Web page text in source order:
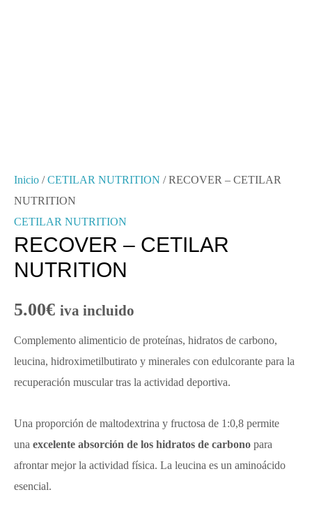
Inicio /CETILAR NUTRITION / RECOVER – CETILAR
NUTRITION
CETILAR NUTRITION
RECOVER – CETILAR
NUTRITION
5.00€ iva incluido
Complemento alimenticio de proteínas, hidratos de carbono,
leucina, hidroximetilbutirato y minerales con edulcorante para la
recuperación muscular tras la actividad deportiva.
Una proporción de maltodextrina y fructosa de 1:0,8 permite
una excelente absorción de los hidratos de carbono para
afrontar mejor la actividad física. La leucina es un aminoácido
esencial.